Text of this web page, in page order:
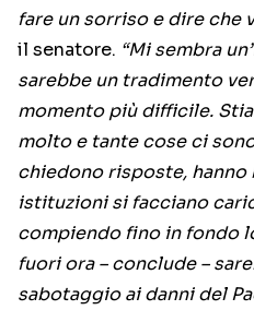
fare un sorriso e dire che
il senatore. “Mi sembra
sarebbe un tradimento
momento più difficile.
molto e tante cose ci
chiedono risposte,
istituzioni si facciano
compiendo fino in fondo
fuori ora – conclude –
sabotaggio ai danni del